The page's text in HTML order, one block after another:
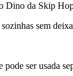
Dino da Skip
sem
pode ser usada